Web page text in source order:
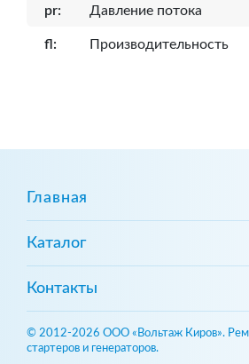
pr: Давление потока
fl: Производительность
Главная
Каталог
Контакты
© 2012-2026 ООО «Вольтаж Киров».
стартеров и генераторов.